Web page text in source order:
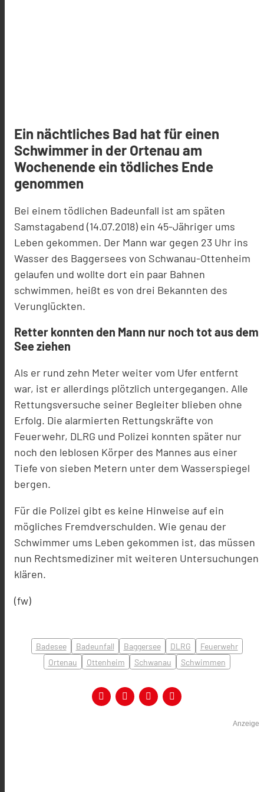
Ein nächtliches Bad hat für einen
Schwimmer in der Ortenau am
Wochenende ein tödliches Ende
genommen
Bei einem tödlichen Badeunfall ist am späten
Samstagabend (14.07.2018) ein 45-Jähriger ums
Leben gekommen. Der Mann war gegen 23 Uhr ins
Wasser des Baggersees von Schwanau-Ottenheim
gelaufen und wollte dort ein paar Bahnen
schwimmen, heißt es von drei Bekannten des
Verunglückten.
Retter konnten den Mann nur noch tot aus dem
See ziehen
Als er rund zehn Meter weiter vom Ufer entfernt
war, ist er allerdings plötzlich untergegangen. Alle
Rettungsversuche seiner Begleiter blieben ohne
Erfolg. Die alarmierten Rettungskräfte von
Feuerwehr, DLRG und Polizei konnten später nur
noch den leblosen Körper des Mannes aus einer
Tiefe von sieben Metern unter dem Wasserspiegel
bergen.
Für die Polizei gibt es keine Hinweise auf ein
mögliches Fremdverschulden. Wie genau der
Schwimmer ums Leben gekommen ist, das müssen
nun Rechtsmediziner mit weiteren Untersuchungen
klären.
(fw)
Badesee Badeunfall Baggersee DLRG
Feuerwehr
Ortenau
Ottenheim Schwanau Schwimmen
Anzeige